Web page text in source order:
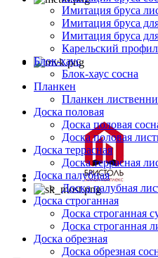
Имитация бруса
Имитация бруса
Имитация бруса
Карельский
Блок-хаус
Блок-хаус сосна
Планкен
Планкен
Доска половая
Доска половая
Доска половая
Доска террасная
Доска террасная
Доска палубная
Доска палубная
Доска строганная
Доска строганная
Доска строганная
Доска обрезная
Доска обрезная